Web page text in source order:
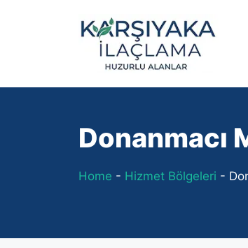
Donanmacı
Home - Hizmet Bölgeleri -